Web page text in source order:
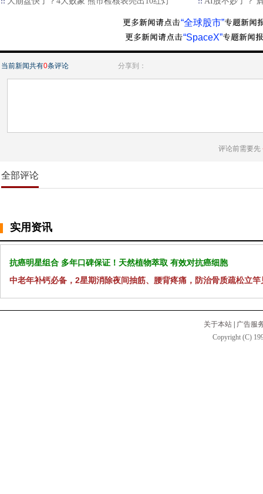
“全球股市”
“SpaceX”
当前新闻共有0条评论 分享到：
评论前需要先
全部评论
实用资讯
抗癌明星组合 多年口碑保证！天然植物萃取 有效对抗癌细胞
中老年补钙必备，2星期消除夜间抽筋、腰背疼痛，防治骨质疏松立竿
关于本站
广告服
Copyright (C)